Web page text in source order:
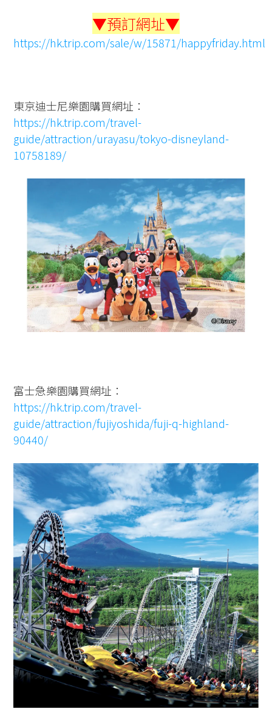
▼預訂網址▼
https://hk.trip.com/sale/w/15871/happyfriday.html
東京迪士尼樂園購買網址：
https://hk.trip.com/travel-
guide/attraction/urayasu/tokyo-disneyland-
10758189/
富士急樂園購買網址：
https://hk.trip.com/travel-
guide/attraction/fujiyoshida/fuji-q-highland-
90440/